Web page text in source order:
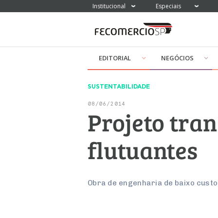
Institucional Especiais
EDITORIAL NEGÓCIOS
SUSTENTABILIDADE
08/06/2014
Projeto
flutuantes
Obra de engenharia de baixo